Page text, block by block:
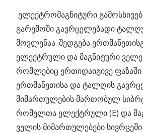
ელექტრომაგნიტური
გარემოში გავრცელებადი
მოვლენაა. შედგება
ელექტრული და მაგნიტური
რომლებიც ერთიდაიგივე ფაზაში
ერთმანეთისა და ტალღის
მიმართულების მართობულ
რომელთა ელექტრული (E) და
ველის მიმართულებები